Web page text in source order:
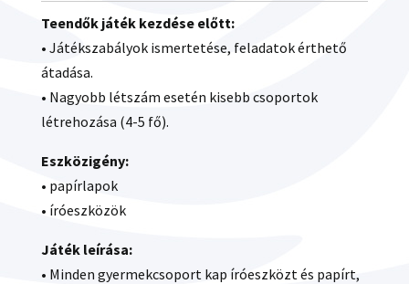
Teendők játék kezdése előtt:
• Játékszabályok ismertetése, feladatok érthető
átadása.
• Nagyobb létszám esetén kisebb csoportok
létrehozása (4-5 fő).
Eszközigény:
• papírlapok
• íróeszközök
Játék leírása:
• Minden gyermekcsoport kap íróeszközt és papírt,